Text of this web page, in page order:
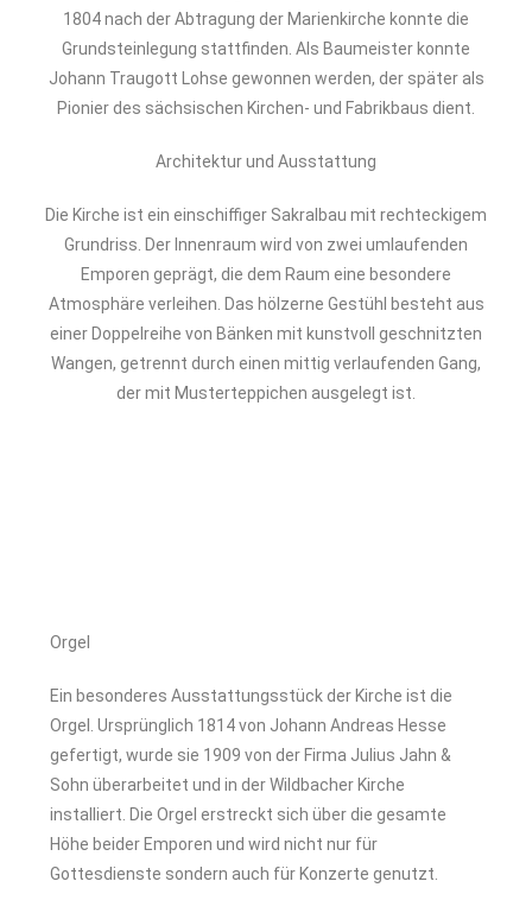
1804 nach der Abtragung der Marienkirche konnte die
Grundsteinlegung stattfinden. Als Baumeister konnte
Johann Traugott Lohse gewonnen werden, der später als
Pionier des sächsischen Kirchen- und Fabrikbaus dient.
Architektur und Ausstattung
Die Kirche ist ein einschiffiger Sakralbau mit rechteckigem
Grundriss. Der Innenraum wird von zwei umlaufenden
Emporen geprägt, die dem Raum eine besondere
Atmosphäre verleihen. Das hölzerne Gestühl besteht aus
einer Doppelreihe von Bänken mit kunstvoll geschnitzten
Wangen, getrennt durch einen mittig verlaufenden Gang,
der mit Musterteppichen ausgelegt ist.
Orgel
Ein besonderes Ausstattungsstück der Kirche ist die
Orgel. Ursprünglich 1814 von Johann Andreas Hesse
gefertigt, wurde sie 1909 von der Firma Julius Jahn &
Sohn überarbeitet und in der Wildbacher Kirche
installiert. Die Orgel erstreckt sich über die gesamte
Höhe beider Emporen und wird nicht nur für
Gottesdienste sondern auch für Konzerte genutzt.